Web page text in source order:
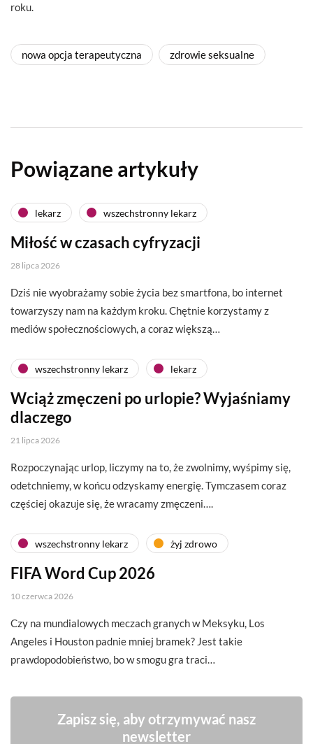
roku.
nowa opcja terapeutyczna zdrowie seksualne
Powiązane artykuły
lekarz wszechstronny lekarz
Miłość w czasach cyfryzacji
28 lipca 2026
Dziś nie wyobrażamy sobie życia bez smartfona, bo internet
towarzyszy nam na każdym kroku. Chętnie korzystamy z
mediów społecznościowych, a coraz większą…
wszechstronny lekarz lekarz
Wciąż zmęczeni po urlopie? Wyjaśniamy
dlaczego
21 lipca 2026
Rozpoczynając urlop, liczymy na to, że zwolnimy, wyśpimy się,
odetchniemy, w końcu odzyskamy energię. Tymczasem coraz
częściej okazuje się, że wracamy zmęczeni….
wszechstronny lekarz żyj zdrowo
FIFA Word Cup 2026
10 czerwca 2026
Czy na mundialowych meczach granych w Meksyku, Los
Angeles i Houston padnie mniej bramek? Jest takie
prawdopodobieństwo, bo w smogu gra traci…
Zapisz się, aby otrzymywać nasz
newsletter